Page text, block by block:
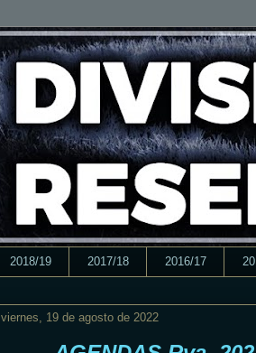
2018/19 2017/18 2016/17
viernes, 19 de agosto de 2022